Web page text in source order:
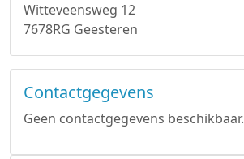
Witteveensweg 12
7678RG Geesteren
Contactgegevens
Geen contactgegevens beschikbaar.